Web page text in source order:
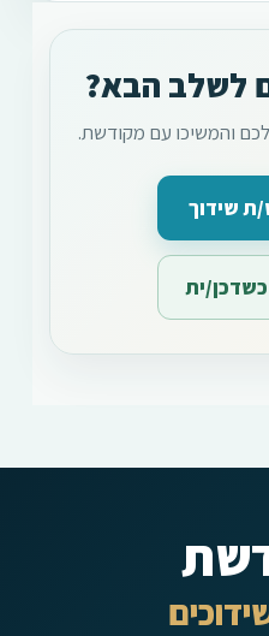
לשלב הבא?
והמשיכו עם מקודשת.
ת שידוך
ית